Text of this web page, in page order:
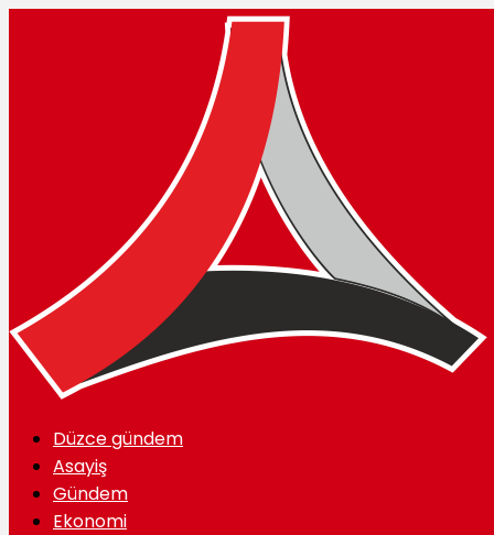
Düzce gündem
Asayiş
Gündem
Ekonomi